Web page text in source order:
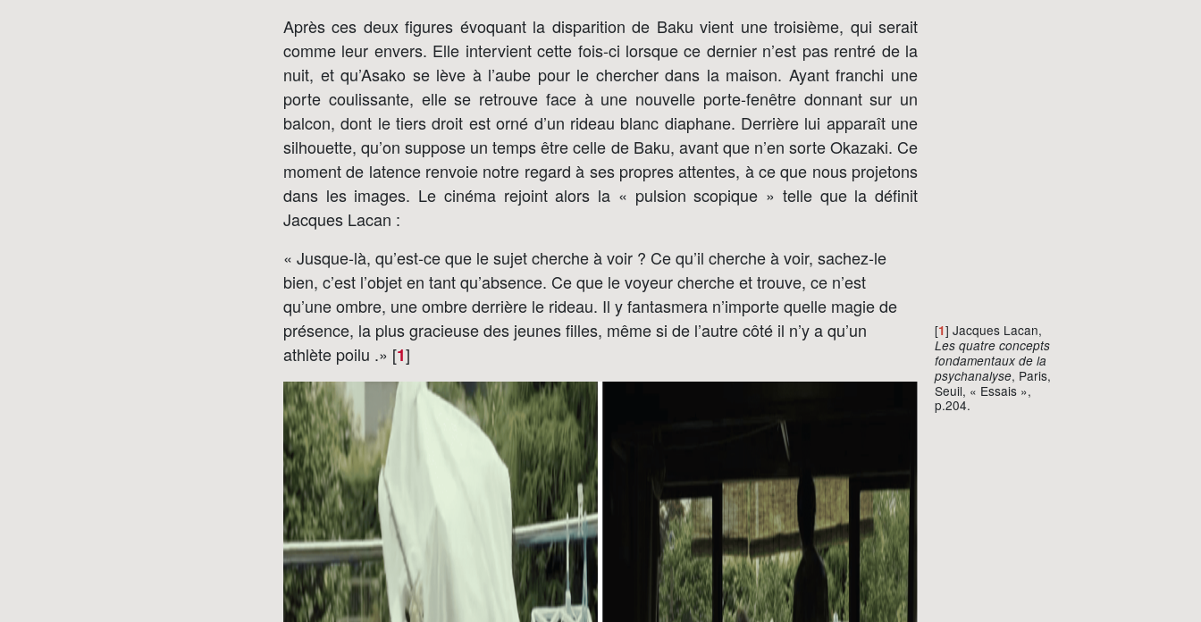
Après ces deux figures évoquant la disparition de Baku vient une troisième, qui serait
comme leur envers. Elle intervient cette fois-ci lorsque ce dernier n’est pas rentré de la
nuit, et qu’Asako se lève à l’aube pour le chercher dans la maison. Ayant franchi une
porte coulissante, elle se retrouve face à une nouvelle porte-fenêtre donnant sur un
balcon, dont le tiers droit est orné d’un rideau blanc diaphane. Derrière lui apparaît une
silhouette, qu’on suppose un temps être celle de Baku, avant que n’en sorte Okazaki. Ce
moment de latence renvoie notre regard à ses propres attentes, à ce que nous projetons
dans les images. Le cinéma rejoint alors la « pulsion scopique » telle que la définit
Jacques Lacan :
« Jusque-là, qu’est-ce que le sujet cherche à voir ? Ce qu’il cherche à voir, sachez-le
bien, c’est l’objet en tant qu’absence. Ce que le voyeur cherche et trouve, ce n’est
qu’une ombre, une ombre derrière le rideau. Il y fantasmera n’importe quelle magie de
présence, la plus gracieuse des jeunes filles, même si de l’autre côté il n’y a qu’un
athlète poilu .» [1]
[1] Jacques Lacan,
Les quatre concepts
fondamentaux de la
psychanalyse, Paris,
Seuil, « Essais »,
p.204.